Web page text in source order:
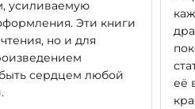
усиливаемую
Эти книги
но и для
сердцем любой
её